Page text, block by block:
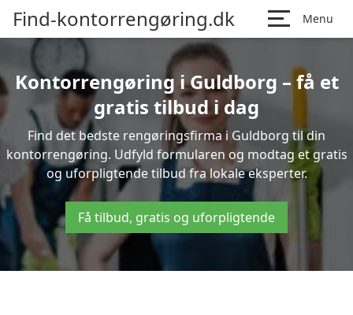
Find-kontorrengøring.dk Menu
Kontorrengøring i Guldborg – få et
gratis tilbud i dag
Find det bedste rengøringsfirma i Guldborg til din
kontorrengøring. Udfyld formularen og modtag et gratis
og uforpligtende tilbud fra lokale eksperter.
Få tilbud, gratis og uforpligtende